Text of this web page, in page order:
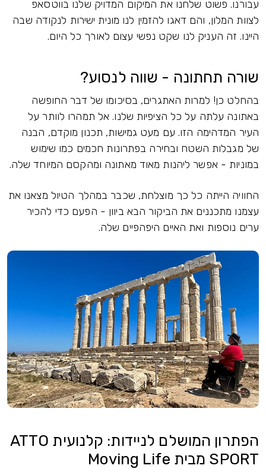
עבורנו. פשוט שלחנו את המיקום המדויק שלנו בווטסאפ
לצוות המלון, והם דאגו להזמין לנו מונית ישירות לנקודה שבה
היינו. זה העניק לנו שקט נפשי עצום לאורך כל היום.
שורה תחתונה - שווה לנסוע?
בהחלט כן! למרות האתגרים, בסיכומו של דבר החופשה
באתונה עלתה על כל הציפיות שלנו. אל תמהרו לוותר על
העיר המדהימה הזו. עם מעט גמישות, תכנון מוקדם, הבנה
של מגבלות השטח ובחירה בפתרונות חכמים כמו שימוש
במוניות - אפשר ליהנות מאוד מאתונה ומהקסם המיוחד שלה.
החוויה הייתה כל כך מוצלחת, שכבר במהלך הטיול מצאנו את
עצמנו מתכננים את הביקור הבא ביוון - הפעם כדי להכיר
ערים נוספות ואת האיים היפהפיים שלה.
הפתרון המושלם לניידות: קלנועית ATTO
SPORT מבית Moving Life